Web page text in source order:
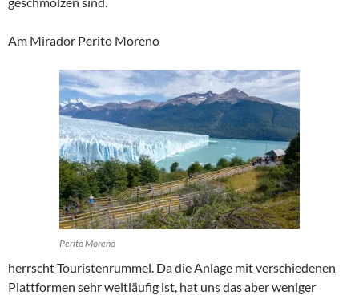
Am Mirador Perito Moreno
Perito Moreno
herrscht Touristenrummel. Da die Anlage mit verschiedenen
Plattformen sehr weitläufig ist, hat uns das aber weniger